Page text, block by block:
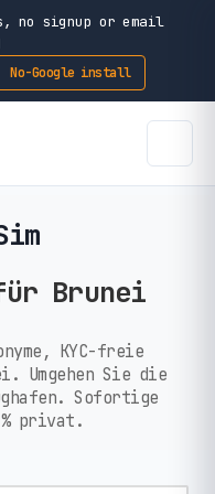
no signup or email
No-Google install
für Brunei
KYC-freie
Umgehen Sie die
Sofortige
privat.